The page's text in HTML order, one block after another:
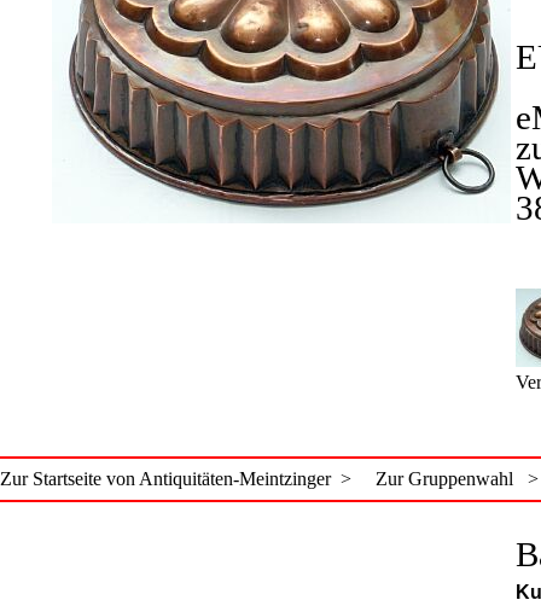
Zur Startseite von Antiquitäten-Meintzinger > Zur Gruppenwahl >